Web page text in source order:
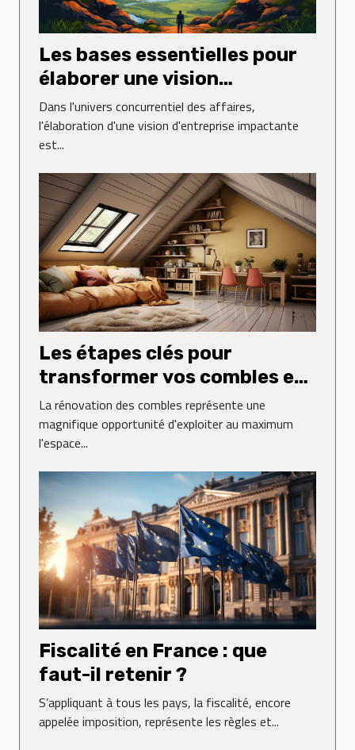
Les bases essentielles pour
élaborer une vision
d'entreprise impactante
Dans l'univers concurrentiel des affaires,
l'élaboration d'une vision d'entreprise impactante
est...
Les étapes clés pour
transformer vos combles en
espace de vie
La rénovation des combles représente une
magnifique opportunité d'exploiter au maximum
l'espace...
Fiscalité en France : que
faut-il retenir ?
S’appliquant à tous les pays, la fiscalité, encore
appelée imposition, représente les règles et...